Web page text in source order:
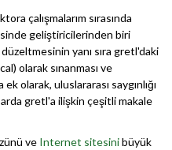
çalışmalarım sırasında
geliştiricilerinden biri
yanı sıra gretl'daki
olarak sınanması ve
olarak, uluslararası saygınlığı
gretl'a ilişkin çeşitli makale
ve Internet sitesinibüyük